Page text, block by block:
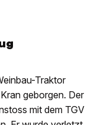
Traktor
geborgen. Der
mit dem TGV